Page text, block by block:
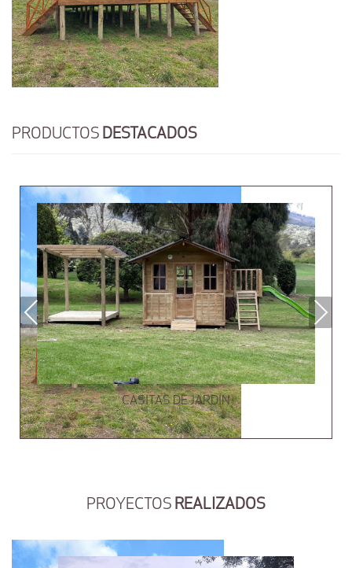
PRODUCTOS DESTACADOS
CASITAS DE JARDÍN
Previous Next
PROYECTOS REALIZADOS